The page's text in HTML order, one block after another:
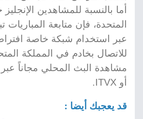
أما بالنسبة للمشاهدين
المتحدة، فإن متابعة المباريات
للاتصال بخادم في المملكة
أو ITVX.
قد يعجبك أيضا :